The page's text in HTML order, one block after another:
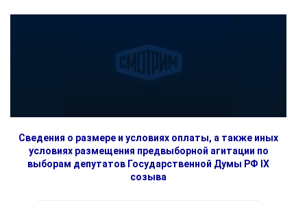
Сведения о размере и условиях оплаты, а также иных
условиях размещения предвыборной агитации по
выборам депутатов Государственной Думы РФ IX
созыва